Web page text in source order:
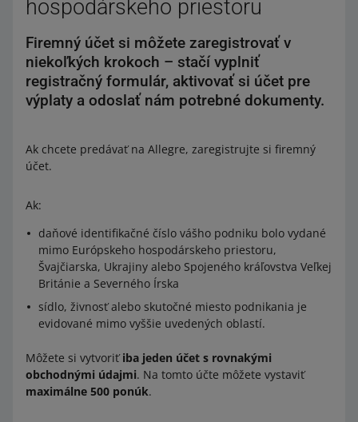
hospodárskeho priestoru
Firemný účet si môžete zaregistrovať v
niekoľkých krokoch – stačí vyplniť
registračný formulár, aktivovať si účet pre
výplaty a odoslať nám potrebné dokumenty.
Ak chcete predávať na Allegre, zaregistrujte si firemný
účet.
Ak:
daňové identifikačné číslo vášho podniku bolo vydané
mimo Európskeho hospodárskeho priestoru,
Švajčiarska, Ukrajiny alebo Spojeného kráľovstva Veľkej
Británie a Severného Írska
sídlo, živnosť alebo skutočné miesto podnikania je
evidované mimo vyššie uvedených oblastí.
Môžete si vytvoriťiba jeden účet s rovnakými
obchodnými údajmi. Na tomto účte môžete vystaviť
maximálne 500 ponúk.